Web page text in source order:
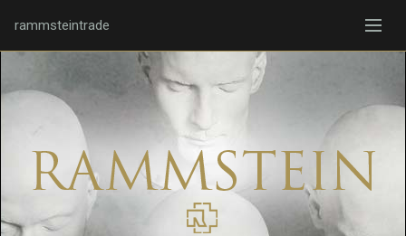
rammsteintrade